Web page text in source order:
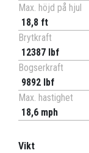
Max. höjd på hjul
18,8 ft
Brytkraft
12387 lbf
Bogserkraft
9892 lbf
Max. hastighet
18,6 mph
Vikt